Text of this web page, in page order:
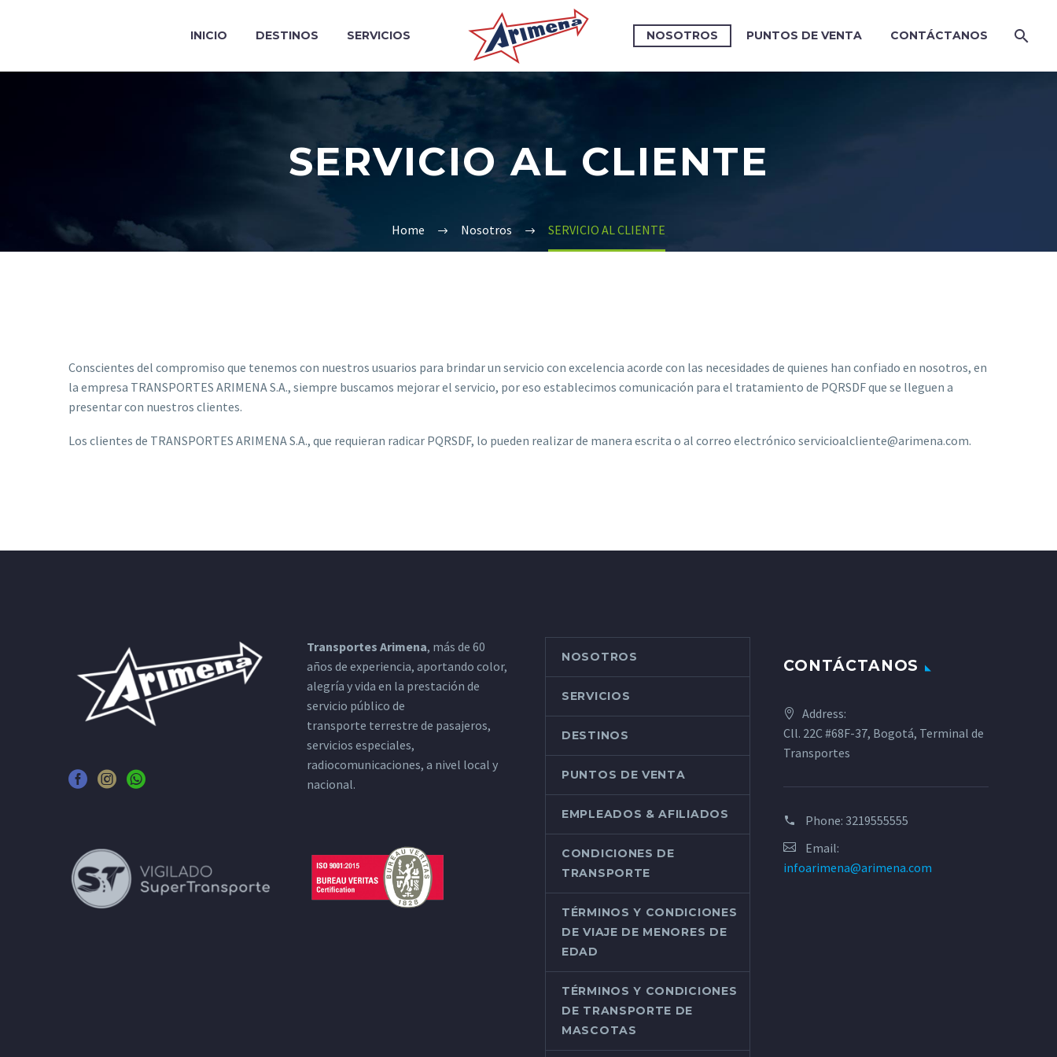
INICIO DESTINOS SERVICIOS NOSOTROS PUNTOS DE VENTA CONTÁCTANOS
SERVICIO AL CLIENTE
Home Nosotros SERVICIO AL CLIENTE
Conscientes del compromiso que tenemos con nuestros usuarios para brindar un servicio con excelencia acorde con las necesidades de quienes han confiado en nosotros, en
la empresa TRANSPORTES ARIMENA S.A., siempre buscamos mejorar el servicio, por eso establecimos comunicación para el tratamiento de PQRSDF que se lleguen a
presentar con nuestros clientes.
Los clientes de TRANSPORTES ARIMENA S.A., que requieran radicar PQRSDF, lo pueden realizar de manera escrita o al correo electrónico servicioalcliente@arimena.com.
Transportes Arimena, más de 60
años de experiencia, aportando color,
alegría y vida en la prestación de
servicio público de
transporte terrestre de pasajeros,
servicios especiales,
radiocomunicaciones, a nivel local y
nacional.
NOSOTROS
SERVICIOS
DESTINOS
PUNTOS DE VENTA
EMPLEADOS & AFILIADOS
CONDICIONES DE
TRANSPORTE
TÉRMINOS Y CONDICIONES
DE VIAJE DE MENORES DE
EDAD
TÉRMINOS Y CONDICIONES
DE TRANSPORTE DE
MASCOTAS
CONTÁCTANOS
Address:
Cll. 22C #68F-37, Bogotá, Terminal de
Transportes
Phone: 3219555555
Email:
infoarimena@arimena.com